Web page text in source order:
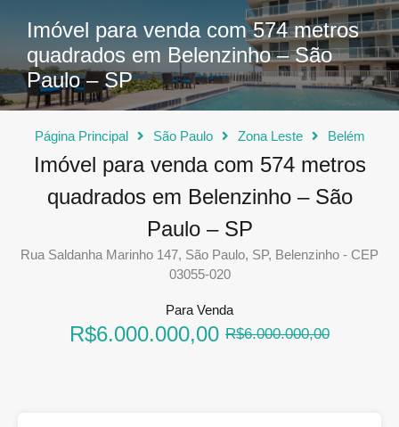
Imóvel para venda com 574 metros
quadrados em Belenzinho – São
Paulo – SP
Página Principal São Paulo Zona Leste Belém
Imóvel para venda com 574 metros
quadrados em Belenzinho – São
Paulo – SP
Rua Saldanha Marinho 147, São Paulo, SP, Belenzinho - CEP
03055-020
Para Venda
R$6.000.000,00 R$6.000.000,00